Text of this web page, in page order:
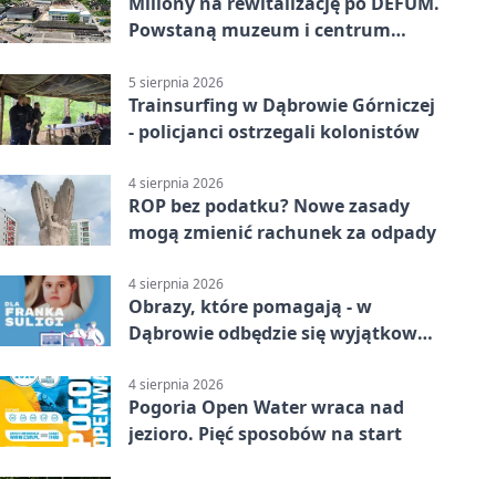
Powstaną muzeum i centrum
5 sierpnia 2026
Trainsurfing w Dąbrowie Górniczej
- policjanci ostrzegali kolonistów
4 sierpnia 2026
ROP bez podatku? Nowe zasady
mogą zmienić rachunek za odpady
4 sierpnia 2026
Obrazy, które pomagają - w
Dąbrowie odbędzie się wyjątkowa
4 sierpnia 2026
Pogoria Open Water wraca nad
jezioro. Pięć sposobów na start